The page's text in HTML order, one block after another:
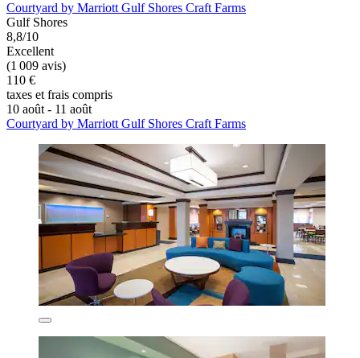
Courtyard by Marriott Gulf Shores Craft Farms
Gulf Shores
8,8/10
Excellent
(1 009 avis)
110 €
taxes et frais compris
10 août - 11 août
Courtyard by Marriott Gulf Shores Craft Farms